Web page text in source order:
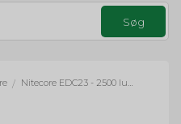
/ Nitecore EDC23 - 2500 lumens